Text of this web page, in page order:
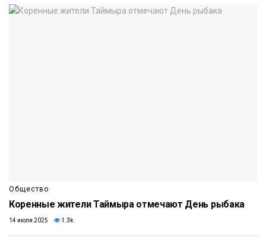
Общество
Коренные жители Таймыра отмечают День рыбака
14 июля 2025 1.3k